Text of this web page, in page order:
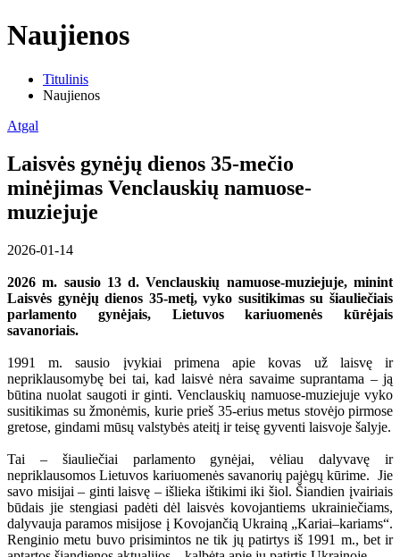
Naujienos
Titulinis
Naujienos
Atgal
Laisvės gynėjų dienos 35-mečio
minėjimas Venclauskių namuose-
muziejuje
2026-01-14
2026 m. sausio 13 d. Venclauskių namuose-muziejuje, minint
Laisvės gynėjų dienos 35-metį, vyko susitikimas su šiauliečiais
parlamento gynėjais, Lietuvos kariuomenės kūrėjais
savanoriais.
1991 m. sausio įvykiai primena apie kovas už laisvę ir
nepriklausomybę bei tai, kad laisvė nėra savaime suprantama – ją
būtina nuolat saugoti ir ginti. Venclauskių namuose-muziejuje vyko
susitikimas su žmonėmis, kurie prieš 35-erius metus stovėjo pirmose
gretose, gindami mūsų valstybės ateitį ir teisę gyventi laisvoje šalyje.
Tai – šiauliečiai parlamento gynėjai, vėliau dalyvavę ir
nepriklausomos Lietuvos kariuomenės savanorių pajėgų kūrime. Jie
savo misijai – ginti laisvę – išlieka ištikimi iki šiol. Šiandien įvairiais
būdais jie stengiasi padėti dėl laisvės kovojantiems ukrainiečiams,
dalyvauja paramos misijose į Kovojančią Ukrainą „Kariai–kariams“.
Renginio metu buvo prisimintos ne tik jų patirtys iš 1991 m., bet ir